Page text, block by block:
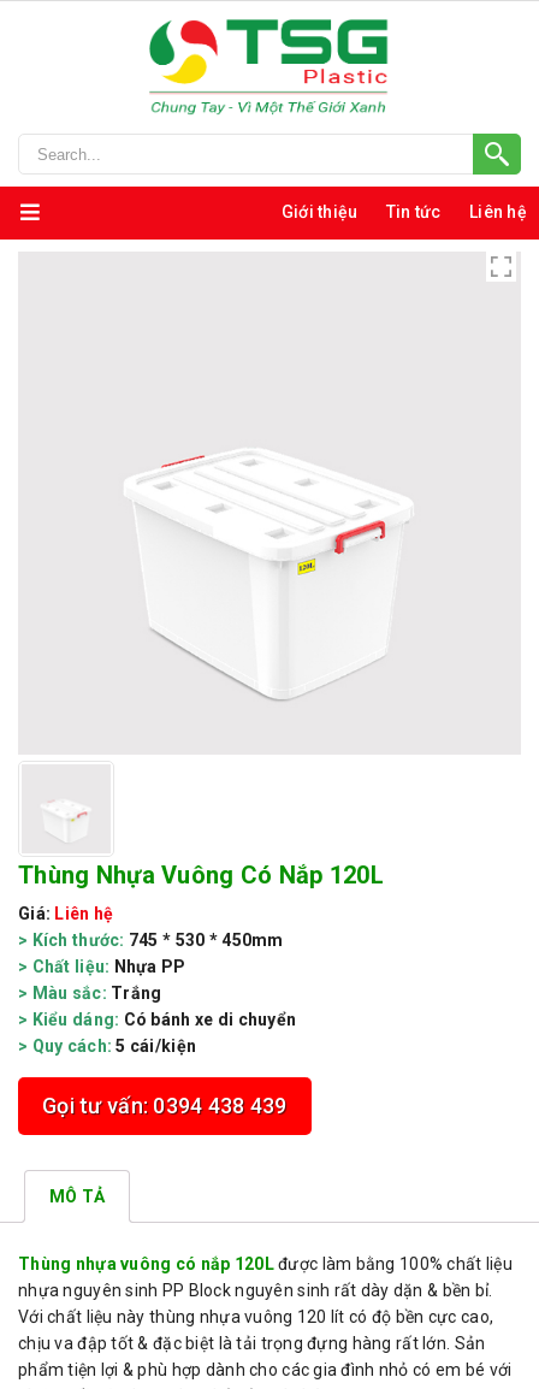
Giới thiệu Tin tức Liên hệ
Thùng Nhựa Vuông Có Nắp 120L
Giá: Liên hệ
> Kích thước: 745 * 530 * 450mm
> Chất liệu: Nhựa PP
> Màu sắc: Trắng
> Kiểu dáng: Có bánh xe di chuyển
> Quy cách: 5 cái/kiện
Gọi tư vấn: 0394 438 439
MÔ TẢ
Thùng nhựa vuông có nắp 120Lđược làm bằng 100% chất liệu
nhựa nguyên sinh PP Block nguyên sinh rất dày dặn & bền bỉ.
Với chất liệu này thùng nhựa vuông 120 lít có độ bền cực cao,
chịu va đập tốt & đặc biệt là tải trọng đựng hàng rất lớn. Sản
phẩm tiện lợi & phù hợp dành cho các gia đình nhỏ có em bé với